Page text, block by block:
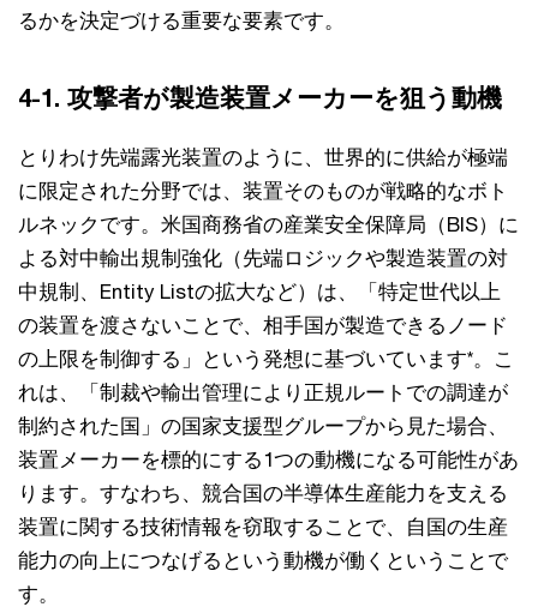
るかを決定づける重要な要素です。
4-1. 攻撃者が製造装置メーカーを狙う動機
とりわけ先端露光装置のように、世界的に供給が極端
に限定された分野では、装置そのものが戦略的なボト
ルネックです。米国商務省の産業安全保障局（BIS）に
よる対中輸出規制強化（先端ロジックや製造装置の対
中規制、Entity Listの拡大など）は、「特定世代以上
の装置を渡さないことで、相手国が製造できるノード
の上限を制御する」という発想に基づいています*。こ
れは、「制裁や輸出管理により正規ルートでの調達が
制約された国」の国家支援型グループから見た場合、
装置メーカーを標的にする1つの動機になる可能性があ
ります。すなわち、競合国の半導体生産能力を支える
装置に関する技術情報を窃取することで、自国の生産
能力の向上につなげるという動機が働くということで
す。